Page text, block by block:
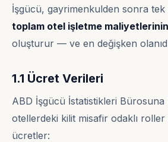
İşgücü, gayrimenkulden sonra
toplam otel işletme
oluşturur — ve en değişken
1.1 Ücret Verileri
ABD İşgücü İstatistikleri
otellerdeki kilit misafir odaklı roller
ücretler: